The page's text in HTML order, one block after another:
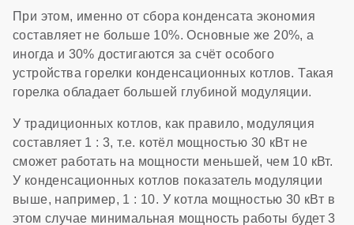
При этом, именно от сбора конденсата экономия
составляет не больше 10%. Основные же 20%, а
иногда и 30% достигаются за счёт особого
устройства горелки конденсационных котлов. Такая
горелка обладает большей глубиной модуляции.
У традиционных котлов, как правило, модуляция
составляет 1 : 3, т.е. котёл мощностью 30 кВт не
сможет работать на мощности меньшей, чем 10 кВт.
У конденсационных котлов показатель модуляции
выше, например, 1 : 10. У котла мощностью 30 кВт в
этом случае минимальная мощность работы будет 3